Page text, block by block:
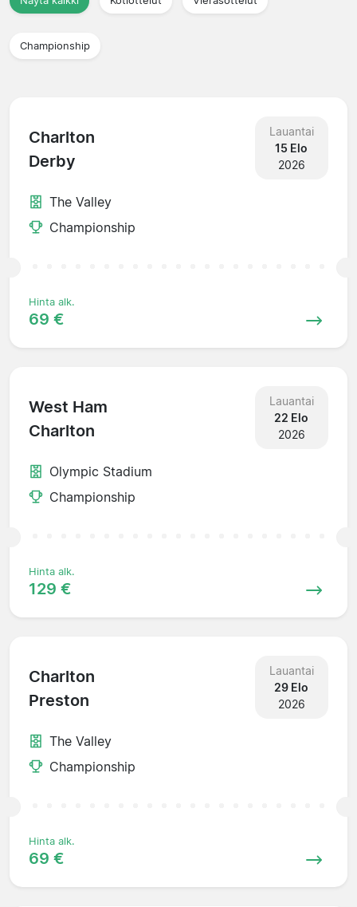
Championship
Charlton
Derby
Lauantai
15 Elo
2026
The Valley
Championship
Hinta alk.
69 €
West Ham
Charlton
Lauantai
22 Elo
2026
Olympic Stadium
Championship
Hinta alk.
129 €
Charlton
Preston
Lauantai
29 Elo
2026
The Valley
Championship
Hinta alk.
69 €